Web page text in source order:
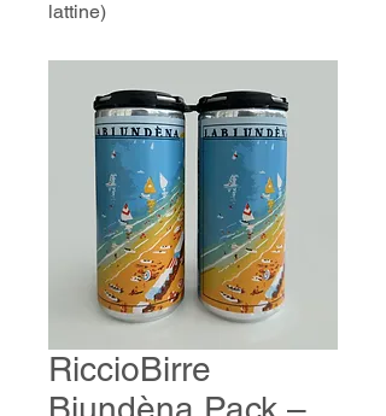
lattine)
RiccioBirre